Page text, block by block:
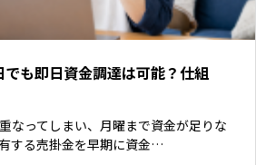
でも即日資金調達は可能？仕組
なってしまい、月曜まで資金が足りな
する売掛金を早期に資金…